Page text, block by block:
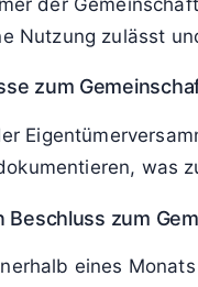
Nutzung zulässt
zum
was
Beschluss zum
eines